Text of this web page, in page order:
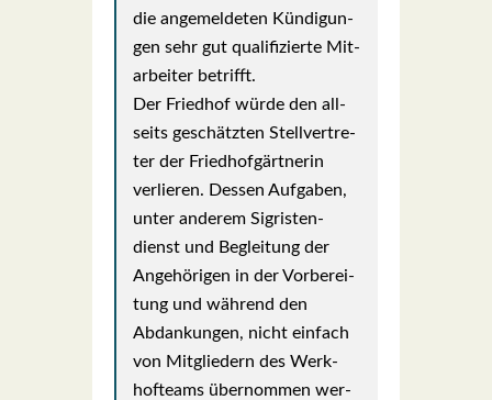
die ange­mel­de­ten Kün­di­gun­
gen sehr gut qua­li­fi­zier­te Mit­
ar­bei­ter betrifft.
Der Fried­hof wür­de den all­
seits geschätz­ten Stell­ver­tre­
ter der Fried­hof­gärt­ne­rin
ver­lie­ren. Des­sen Auf­ga­ben,
unter ande­rem Sig­ris­ten­
dienst und Beglei­tung der
Ange­hö­ri­gen in der Vor­be­rei­
tung und wäh­rend den
Abdan­kun­gen, nicht ein­fach
von Mit­glie­dern des Werk­
hof­teams über­nom­men wer­